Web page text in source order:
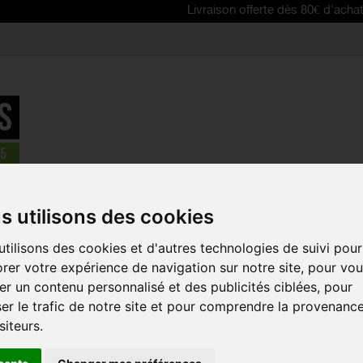
utilisons des cookies
des cookies et d'autres technologies de suivi pour
votre expérience de navigation sur notre site, pour
un contenu personnalisé et des publicités ciblées, pour
le trafic de notre site et pour comprendre la
Livraison offerte dès 80€ d'achat | Free
- LOTTO DSTNY > LOTTO collant à bretelles SP / ESL 2025
EN PROMO !
LOTTO
Référence :